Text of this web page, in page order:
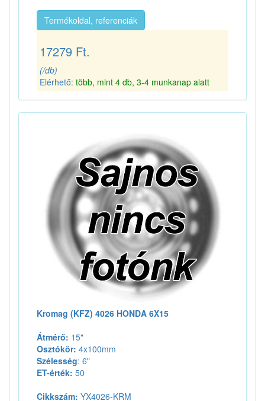
Termékoldal, referenciák
17279 Ft.
(/db)
Elérhető: több, mint 4 db, 3-4 munkanap alatt
Kromag (KFZ) 4026 HONDA 6X15
Átmérő: 15"
Osztókör: 4x100mm
Szélesség: 6"
ET-érték: 50
Cikkszám: YX4026-KRM